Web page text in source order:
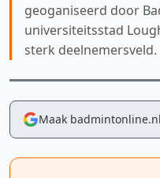
geoganiseerd door
universiteitsstad
sterk deelnemersveld.
Maak